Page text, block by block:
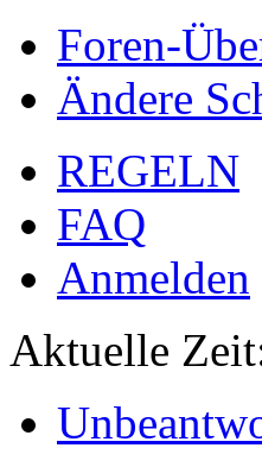
Foren-
Ändere
REGELN
FAQ
Anmelden
Aktuelle